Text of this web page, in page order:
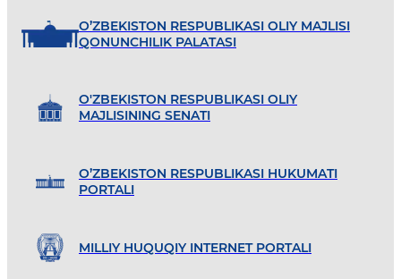
O’ZBEKISTON RESPUBLIKASI OLIY MAJLISI
QONUNCHILIK PALATASI
O'ZBEKISTON RESPUBLIKASI OLIY
MAJLISINING SENATI
O’ZBEKISTON RESPUBLIKASI HUKUMATI
PORTALI
MILLIY HUQUQIY INTERNET PORTALI